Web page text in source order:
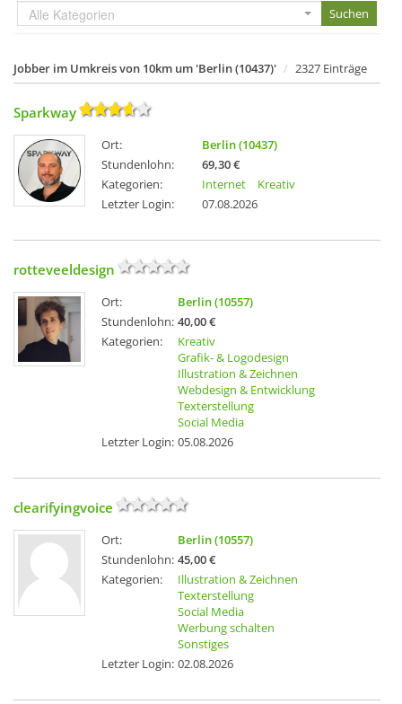
Alle Kategorien
Jobber im Umkreis von 10km um 'Berlin (10437)' 2327 Einträge
Sparkway
Ort:
Berlin (10437)
Stundenlohn:
69,30 €
Kategorien:
Internet
Kreativ
Letzter Login:
07.08.2026
rotteveeldesign
Ort:
Berlin (10557)
Stundenlohn: 40,00 €
Kategorien:
Kreativ
Grafik- & Logodesign
Illustration & Zeichnen
Webdesign & Entwicklung
Texterstellung
Social Media
Letzter Login: 05.08.2026
clearifyingvoice
Ort:
Berlin (10557)
Stundenlohn: 45,00 €
Kategorien:
Illustration & Zeichnen
Texterstellung
Social Media
Werbung schalten
Sonstiges
Letzter Login: 02.08.2026